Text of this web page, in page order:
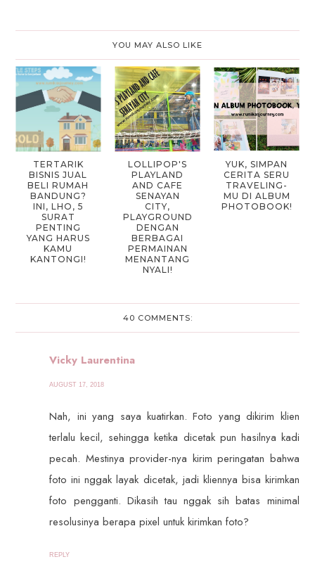
YOU MAY ALSO LIKE
TERTARIK
BISNIS JUAL
BELI RUMAH
BANDUNG?
INI, LHO, 5
SURAT
PENTING
YANG HARUS
KAMU
KANTONGI!
LOLLIPOP'S
PLAYLAND
AND CAFE
SENAYAN
CITY,
PLAYGROUND
DENGAN
BERBAGAI
PERMAINAN
MENANTANG
NYALI!
YUK, SIMPAN
CERITA SERU
TRAVELING-
MU DI ALBUM
PHOTOBOOK!
40 COMMENTS:
Vicky Laurentina
AUGUST 17, 2018
Nah, ini yang saya kuatirkan. Foto yang dikirim klien
terlalu kecil, sehingga ketika dicetak pun hasilnya kadi
pecah. Mestinya provider-nya kirim peringatan bahwa
foto ini nggak layak dicetak, jadi kliennya bisa kirimkan
foto pengganti. Dikasih tau nggak sih batas minimal
resolusinya berapa pixel untuk kirimkan foto?
REPLY